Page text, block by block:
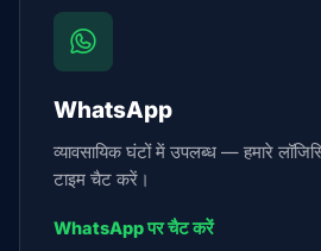
WhatsApp
व्यावसायिक घंटों में उपलब्ध — हमारे
टाइम चैट करें।
WhatsApp पर चैट करें